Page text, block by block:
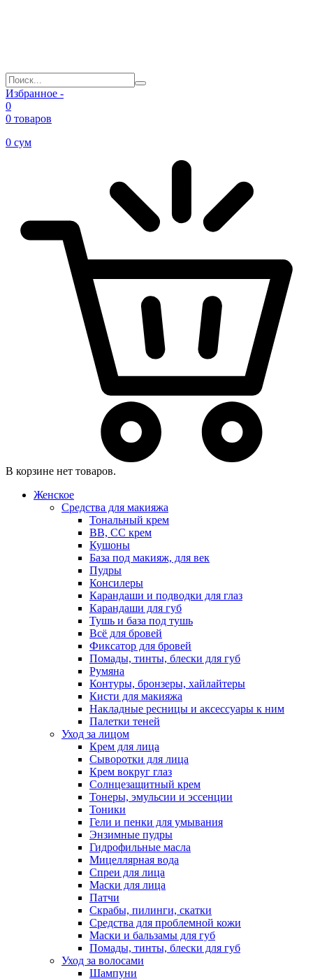
Избранное -
0
0 товаров
0 сум
В корзине нет товаров.
Женское
Средства для макияжа
Тональный крем
BB, CC крем
Кушоны
База под макияж, для век
Пудры
Консилеры
Карандаши и подводки для глаз
Карандаши для губ
Тушь и база под тушь
Всё для бровей
Фиксатор для бровей
Помады, тинты, блески для губ
Румяна
Контуры, бронзеры, хайлайтеры
Кисти для макияжа
Накладные ресницы и аксессуары к ним
Палетки теней
Уход за лицом
Крем для лица
Сыворотки для лица
Крем вокруг глаз
Солнцезащитный крем
Тонеры, эмульсии и эссенции
Тоники
Гели и пенки для умывания
Энзимные пудры
Гидрофильные масла
Мицеллярная вода
Спреи для лица
Маски для лица
Патчи
Скрабы, пилинги, скатки
Средства для проблемной кожи
Маски и бальзамы для губ
Помады, тинты, блески для губ
Уход за волосами
Шампуни